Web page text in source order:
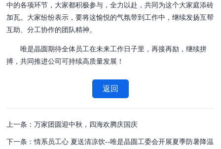
中的各项环节，大家都积极参与，全力以赴，共同为这个大家庭添砖
加瓦。大家纷纷表示，要将这愉悦的气氛带到工作中，继续发扬互帮
互助、分工协作的团队精神。
唯是晶圆期待全体员工在未来工作日子里，再接再励，继续拼
搏，共同推进公司可持续高质量发展！
返回
上一条：万家团圆迎中秋，四海欢腾庆国庆
下一条：情系员工心 夏送清凉饮--唯是晶圆工委会开展夏季防暑降温